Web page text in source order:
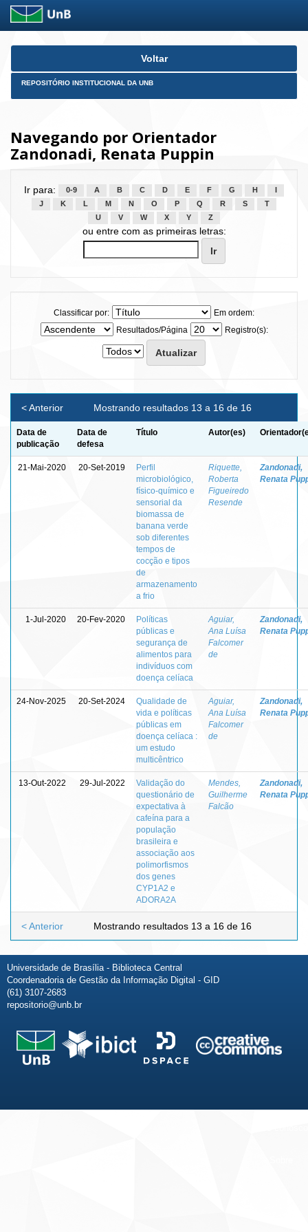
Skip
Voltar
REPOSITÓRIO INSTITUCIONAL DA UNB
Navegando por Orientador
Zandonadi, Renata Puppin
Ir para: 0-9 A B C D E F G H
J
K L M N O P Q R S
T
U
V W X Y Z
ou entre com as primeiras letras:
Classificar por:
Em ordem:
Resultados/Página
Registro(s):
Mostrando resultados 13 a 16 de 16
< Anterior
Data de
publicação
Data de
defesa
Título Autor(es)
21-Mai-2020 20-Set-2019
Perfil
microbiológico,
físico-químico e
sensorial da
biomassa de
banana verde
sob diferentes
tempos de
cocção e tipos
de
armazenamento
a frio
Riquette,
Roberta
Figueiredo
Resende
Zandonadi,
Renata
1-Jul-2020 20-Fev-2020
Políticas
públicas e
segurança de
alimentos para
indivíduos com
doença celíaca
Aguiar,
Ana Luísa
Falcomer
de
Zandonadi,
Renata
24-Nov-2025 20-Set-2024
Qualidade de
vida e políticas
públicas em
doença celíaca :
um estudo
multicêntrico
Aguiar,
Ana Luísa
Falcomer
de
Zandonadi,
Renata
13-Out-2022 29-Jul-2022
Validação do
questionário de
expectativa à
cafeína para a
população
brasileira e
associação aos
polimorfismos
dos genes
CYP1A2 e
ADORA2A
Mendes,
Guilherme
Falcão
Zandonadi,
Renata
Mostrando resultados 13 a 16 de 16
< Anterior
Universidade de Brasília - Biblioteca Central
Coordenadoria de Gestão da Informação Digital - GID
(61) 3107-2683
repositorio@unb.br